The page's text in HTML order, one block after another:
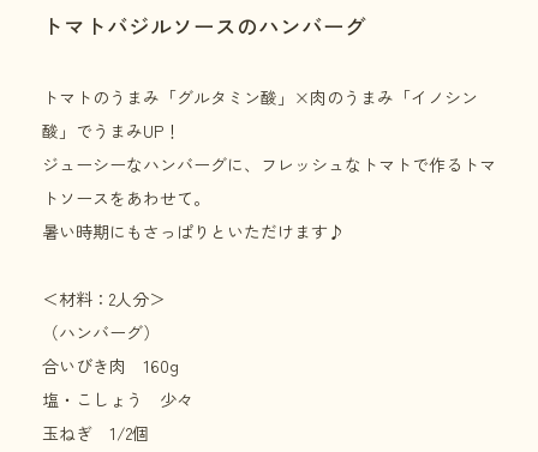
トマトバジルソースのハンバーグ
トマトのうまみ「グルタミン酸」×肉のうまみ「イノシン
酸」でうまみUP！
ジューシーなハンバーグに、フレッシュなトマトで作るトマ
トソースをあわせて。
暑い時期にもさっぱりといただけます♪
＜材料：2人分＞
（ハンバーグ）
合いびき肉 160g
塩・こしょう 少々
玉ねぎ 1/2個